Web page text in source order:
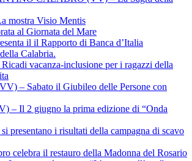
mostra Visio Mentis
al Giornata del Mare
il il Rapporto di Banca d’Italia
Calabria.
vacanza-inclusione per i ragazzi della
– Sabato il Giubileo delle Persone con
– Il 2 giugno la prima edizione di “Onda
presentano i risultati della campagna di scavo
celebra il restauro della Madonna del Rosario